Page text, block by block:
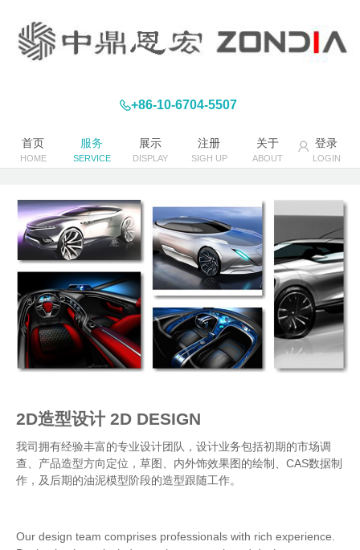
+86-10-6704-5507
首页
HOME
服务
SERVICE
展示
DISPLAY
注册
SIGH UP
关于
ABOUT
登录
LOGIN
2D造型设计 2D DESIGN
我司拥有经验丰富的专业设计团队，设计业务包括初期的市场调
查、产品造型方向定位，草图、内外饰效果图的绘制、 CAS数据制
作，及后期的油泥模型阶段的造型跟随工作。
Our design team comprises professionals with rich experience.